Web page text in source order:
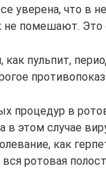
уверена, что в
не помешают. Это
как пульпит,
процедур в
этом случае
как
ротовая